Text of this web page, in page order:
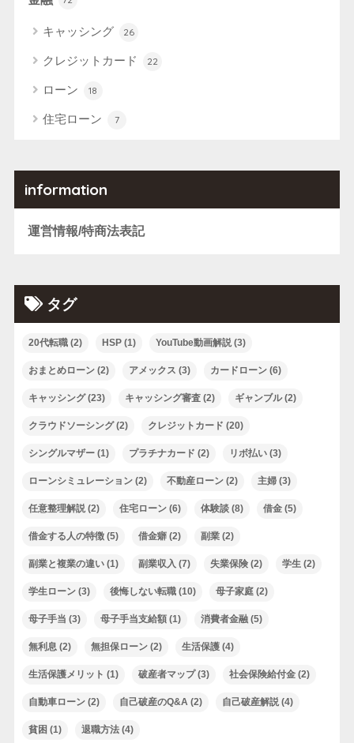
キャッシング 26
クレジットカード 22
ローン 18
住宅ローン 7
information
運営情報/特商法表記
タグ
20代転職(2) HSP(1) YouTube動画解説(3)
おまとめローン(2) アメックス (3) カードローン(6)
キャッシング(23) キャッシング審査(2) ギャンブル(2)
クラウドソーシング(2) クレジットカード (20)
シングルマザー(1) プラチナカード (2) リボ払い(3)
ローンシミュレーション(2) 不動産ローン(2) 主婦(3)
任意整理解説(2) 住宅ローン(6) 体験談(8) 借金(5)
借金する人の特徴(5) 借金癖(2) 副業(2)
副業と複業の違い(1) 副業収入 (7) 失業保険(2) 学生(2)
学生ローン(3) 後悔しない転職(10) 母子家庭(2)
母子手当 (3) 母子手当支給額(1) 消費者金融(5)
無利息(2) 無担保ローン(2) 生活保護(4)
生活保護メリット (1) 破産者マップ(3) 社会保険給付金(2)
自動車ローン(2) 自己破産のQ&A(2) 自己破産解説(4)
貧困 (1) 退職方法(4)